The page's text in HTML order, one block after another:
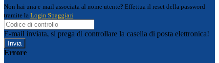
Non hai una e-mail associata al nome utente? Effettua il reset della password
tramite la Login Spaggiari
E-mail inviata, si prega di controllare la casella di posta elettronica!
Errore